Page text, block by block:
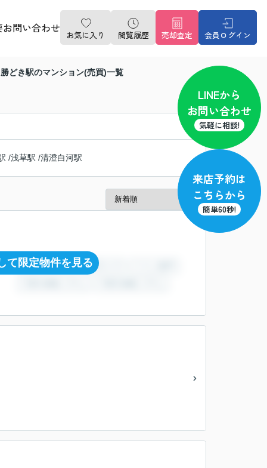
お問い合わせ
お気に入り 閲覧履歴 売却査定 会員ログイン
どき駅のマンション(売買)一覧
/浅草駅 /清澄白河駅
て限定物件を見る
LINEから
お問い合わせ
気軽に相談!
来店予約は
こちらから
簡単60秒!